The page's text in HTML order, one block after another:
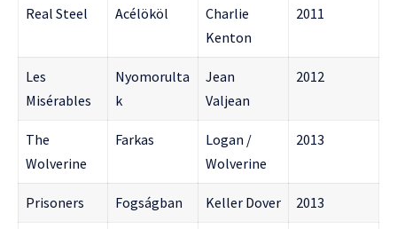
Real Steel Acélököl
Charlie
Kenton
2011
Les
Misérables
Nyomorulta
k
Jean
Valjean
2012
The
Wolverine
Farkas
Logan /
Wolverine
2013
Prisoners Fogságban Keller Dover 2013